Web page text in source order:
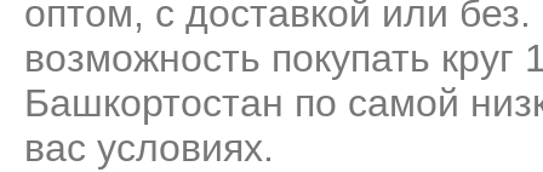
оптом, с доставкой или
возможность покупать
Башкортостан по самой
вас условиях.